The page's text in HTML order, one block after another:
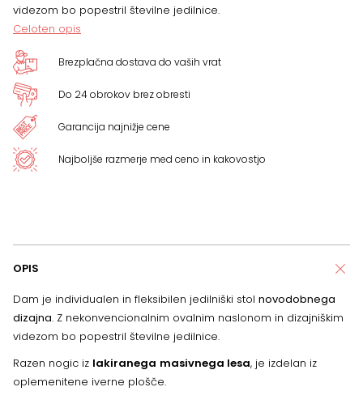
videzom bo popestril številne jedilnice.
Celoten opis
Brezplačna dostava do vaših vrat
Do 24 obrokov brez obresti
Garancija najnižje cene
Najboljše razmerje med ceno in kakovostjo
OPIS
Dam je individualen in fleksibilen jedilniški stol novodobnega
dizajna. Z nekonvencionalnim ovalnim naslonom in dizajniškim
videzom bo popestril številne jedilnice.
Razen nogic iz lakiranega masivnega lesa, je izdelan iz
oplemenitene iverne plošče.